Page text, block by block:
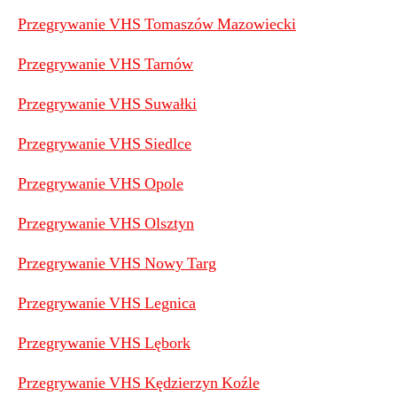
Przegrywanie VHS Tomaszów Mazowiecki
Przegrywanie VHS Tarnów
Przegrywanie VHS Suwałki
Przegrywanie VHS Siedlce
Przegrywanie VHS Opole
Przegrywanie VHS Olsztyn
Przegrywanie VHS Nowy Targ
Przegrywanie VHS Legnica
Przegrywanie VHS Lębork
Przegrywanie VHS Kędzierzyn Koźle